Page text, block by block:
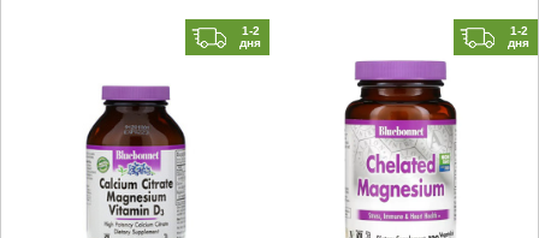
1-2
дня
1-2
дня